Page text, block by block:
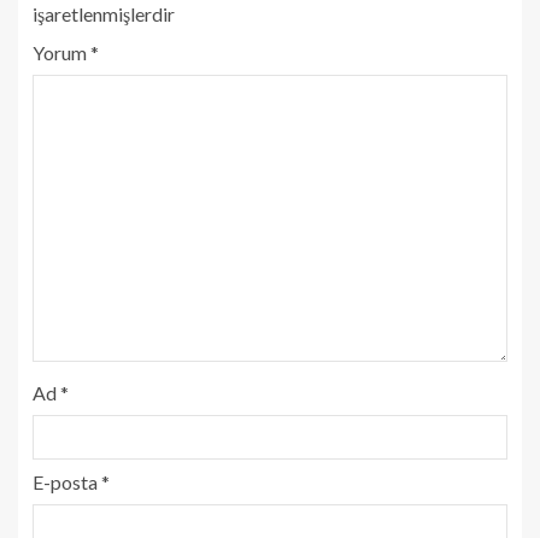
işaretlenmişlerdir
Yorum*
Ad*
E-posta*